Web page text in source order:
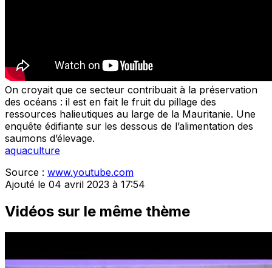
On croyait que ce secteur contribuait à la préservation
des océans : il est en fait le fruit du pillage des
ressources halieutiques au large de la Mauritanie. Une
enquête édifiante sur les dessous de l’alimentation des
saumons d’élevage.
aquaculture
Source : www.youtube.com
Ajouté le 04 avril 2023 à 17:54
Vidéos sur le même thème